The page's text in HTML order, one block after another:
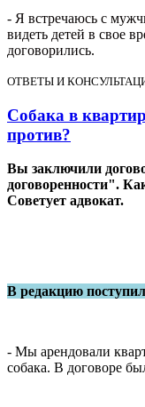
- Я встречаюсь с
видеть детей в свое
договорились.
ОТВЕТЫ И
Собака в
против?
Вы заключили
договоренности".
Советует адвокат.
В редакцию
- Мы арендовали
собака. В договоре